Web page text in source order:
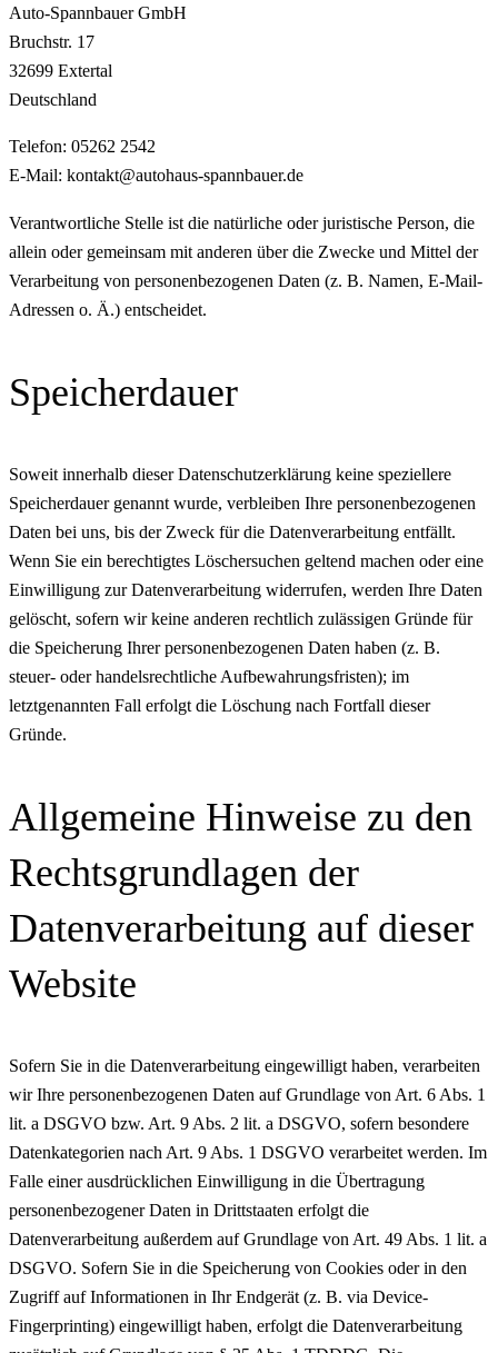
Auto-Spannbauer GmbH
Bruchstr. 17
32699 Extertal
Deutschland
Telefon: 05262 2542
E-Mail: kontakt@autohaus-spannbauer.de
Verantwortliche Stelle ist die natürliche oder juristische Person, die
allein oder gemeinsam mit anderen über die Zwecke und Mittel der
Verarbeitung von personenbezogenen Daten (z. B. Namen, E-Mail-
Adressen o. Ä.) entscheidet.
Speicherdauer
Soweit innerhalb dieser Datenschutzerklärung keine speziellere
Speicherdauer genannt wurde, verbleiben Ihre personenbezogenen
Daten bei uns, bis der Zweck für die Datenverarbeitung entfällt.
Wenn Sie ein berechtigtes Löschersuchen geltend machen oder eine
Einwilligung zur Datenverarbeitung widerrufen, werden Ihre Daten
gelöscht, sofern wir keine anderen rechtlich zulässigen Gründe für
die Speicherung Ihrer personenbezogenen Daten haben (z. B.
steuer- oder handelsrechtliche Aufbewahrungsfristen); im
letztgenannten Fall erfolgt die Löschung nach Fortfall dieser
Gründe.
Allgemeine Hinweise zu den
Rechtsgrundlagen der
Datenverarbeitung auf dieser
Website
Sofern Sie in die Datenverarbeitung eingewilligt haben, verarbeiten
wir Ihre personenbezogenen Daten auf Grundlage von Art. 6 Abs. 1
lit. a DSGVO bzw. Art. 9 Abs. 2 lit. a DSGVO, sofern besondere
Datenkategorien nach Art. 9 Abs. 1 DSGVO verarbeitet werden. Im
Falle einer ausdrücklichen Einwilligung in die Übertragung
personenbezogener Daten in Drittstaaten erfolgt die
Datenverarbeitung außerdem auf Grundlage von Art. 49 Abs. 1 lit. a
DSGVO. Sofern Sie in die Speicherung von Cookies oder in den
Zugriff auf Informationen in Ihr Endgerät (z. B. via Device-
Fingerprinting) eingewilligt haben, erfolgt die Datenverarbeitung